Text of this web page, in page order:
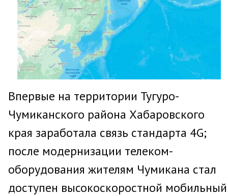
Впервые на территории Тугуро-
Чумиканского района Хабаровского
края заработала связь стандарта 4G;
после модернизации телеком-
оборудования жителям Чумикана стал
доступен высокоскоростной мобильный